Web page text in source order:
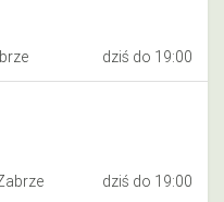
dziś do 19:00
dziś do 19:00